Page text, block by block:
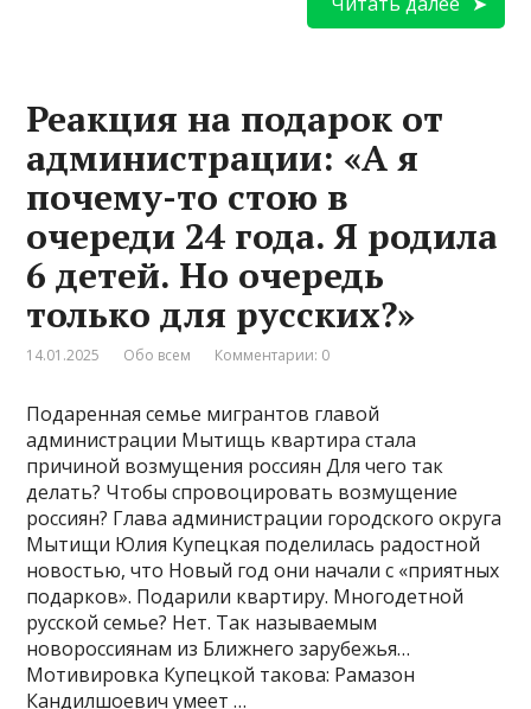
Реакция на подарок от
администрации: «А я
почему-то стою в
очереди 24 года. Я родила
6 детей. Но очередь
только для русских?»
14.01.2025 Обо всем Комментарии: 0
Подаренная семье мигрантов главой
администрации Мытищь квартира стала
причиной возмущения россиян Для чего так
делать? Чтобы спровоцировать возмущение
россиян? Глава администрации городского округа
Мытищи Юлия Купецкая поделилась радостной
новостью, что Новый год они начали с «приятных
подарков». Подарили квартиру. Многодетной
русской семье? Нет. Так называемым
новороссиянам из Ближнего зарубежья…
Мотивировка Купецкой такова: Рамазон
Кандилшоевич умеет …